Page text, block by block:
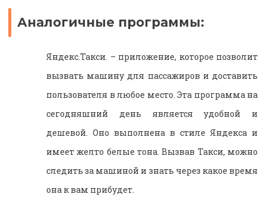
Аналогичные программы:
Яндекс.Такси. – приложение, которое позволит
вызвать машину для пассажиров и доставить
пользователя в любое место. Эта программа на
сегодняшний день является удобной и
дешевой. Оно выполнена в стиле Яндекса и
имеет желто белые тона. Вызвав Такси, можно
следить за машиной и знать через какое время
она к вам прибудет.